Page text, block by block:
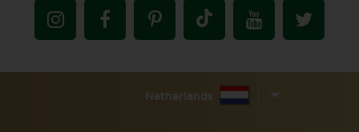
Netherlands